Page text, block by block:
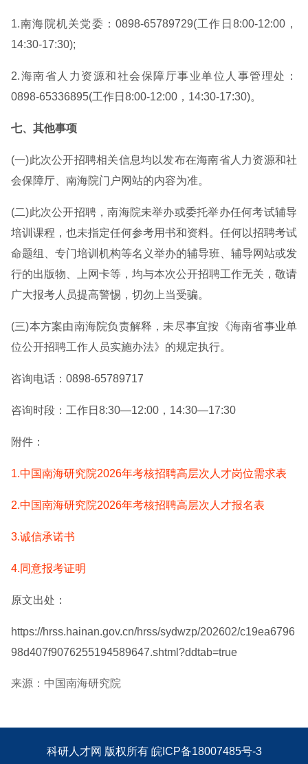
1.南海院机关党委：0898-65789729(工作日8:00-12:00，
14:30-17:30);
2.海南省人力资源和社会保障厅事业单位人事管理处：
0898-65336895(工作日8:00-12:00，14:30-17:30)。
七、其他事项
(一)此次公开招聘相关信息均以发布在海南省人力资源和社
会保障厅、南海院门户网站的内容为准。
(二)此次公开招聘，南海院未举办或委托举办任何考试辅导
培训课程，也未指定任何参考用书和资料。任何以招聘考试
命题组、专门培训机构等名义举办的辅导班、辅导网站或发
行的出版物、上网卡等，均与本次公开招聘工作无关，敬请
广大报考人员提高警惕，切勿上当受骗。
(三)本方案由南海院负责解释，未尽事宜按《海南省事业单
位公开招聘工作人员实施办法》的规定执行。
咨询电话：0898-65789717
咨询时段：工作日8:30—12:00，14:30—17:30
附件：
1.中国南海研究院2026年考核招聘高层次人才岗位需求表
2.中国南海研究院2026年考核招聘高层次人才报名表
3.诚信承诺书
4.同意报考证明
原文出处：
https://hrss.hainan.gov.cn/hrss/sydwzp/202602/c19ea6796
98d407f9076255194589647.shtml?ddtab=true
来源：中国南海研究院
科研人才网 版权所有 皖ICP备18007485号-3